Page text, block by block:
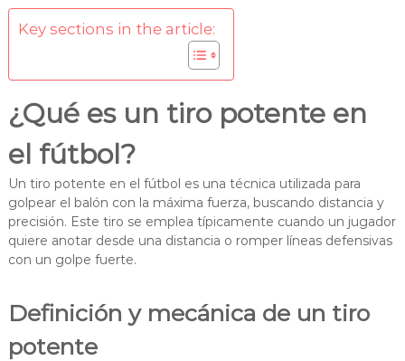
Key sections in the article:
¿Qué es un tiro potente en
el fútbol?
Un tiro potente en el fútbol es una técnica utilizada para
golpear el balón con la máxima fuerza, buscando distancia y
precisión. Este tiro se emplea típicamente cuando un jugador
quiere anotar desde una distancia o romper líneas defensivas
con un golpe fuerte.
Definición y mecánica de un tiro
potente